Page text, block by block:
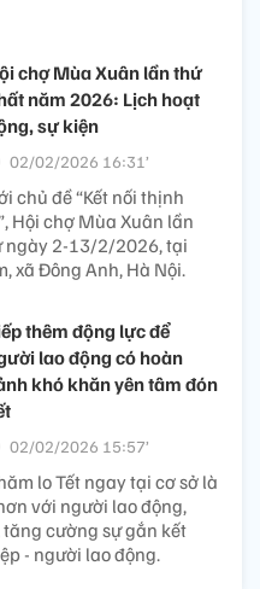
chợ Mùa Xuân lần thứ
năm 2026: Lịch hoạt
sự kiện
02/02/2026 16:31’
chủ đề “Kết nối thịnh
Hội chợ Mùa Xuân lần
ngày 2-13/2/2026, tại
xã Đông Anh, Hà Nội.
thêm động lực để
lao động có hoàn
khó khăn yên tâm đón
02/02/2026 15:57’
lo Tết ngay tại cơ sở là
với người lao động,
cường sự gắn kết
- người lao động.